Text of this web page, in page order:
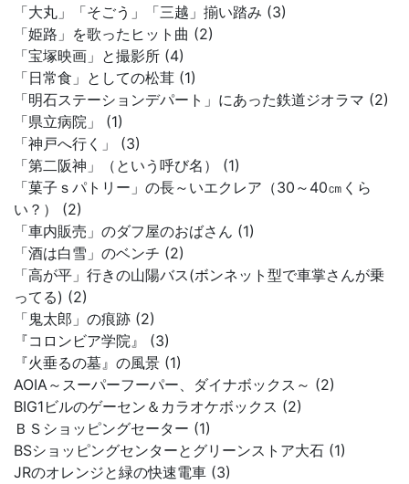
「大丸」「そごう」「三越」揃い踏み (3)
「姫路」を歌ったヒット曲 (2)
「宝塚映画」と撮影所 (4)
「日常食」としての松茸 (1)
「明石ステーションデパート」にあった鉄道ジオラマ (2)
「県立病院」 (1)
「神戸へ行く」 (3)
「第二阪神」（という呼び名） (1)
「菓子ｓパトリー」の長～いエクレア（30～40㎝くら
い？） (2)
「車内販売」のダフ屋のおばさん (1)
「酒は白雪」のベンチ (2)
「高が平」行きの山陽バス(ボンネット型で車掌さんが乗
ってる) (2)
「鬼太郎」の痕跡 (2)
『コロンビア学院』 (3)
『火垂るの墓』の風景 (1)
AOIA～スーパーフーパー、ダイナボックス～ (2)
BIG1ビルのゲーセン＆カラオケボックス (2)
ＢＳショッピングセーター (1)
BSショッピングセンターとグリーンストア大石 (1)
JRのオレンジと緑の快速電車 (3)